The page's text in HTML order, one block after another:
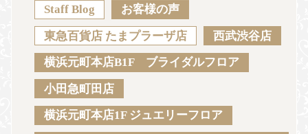
Anniversary
News Blog
Sustainability Voice Catalog
Staff Blog お客様の声
東急百貨店 たまプラーザ店 西武渋谷店
横浜元町本店B1F ブライダルフロア
小田急町田店
横浜元町本店1F ジュエリーフロア